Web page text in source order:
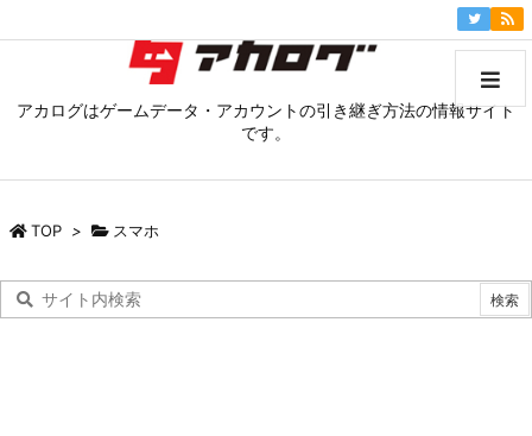
アカログはゲームデータ・アカウントの引き継ぎ方法の情報サイト
です。
TOP > スマホ